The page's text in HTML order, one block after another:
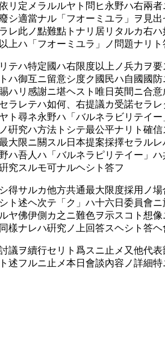
リ定メラルルヤト問ヒ永野ハ右兩
シ適當ナル「フオーミユラ」ヲ見
レ此ノ點難點トナリ居リタルカ右
上ハ「フオーミユラ」ノ問題ナリト
ハ特定國ハ右限度以上ノ兵力ヲ
ハ御互ニ留意シ度ク國民ハ自國國
リ感謝ニ堪ヘスト唯日英間ニ合
ラレテハ如何、右提議カ受諾セラ
ト尋ネ永野ハ「バルネラビリテイ
硏究ハ方法トシテ最公平ナリト確
大限ニ關スル日本提案採擇セラル
ハ吾人ハ「バルネラピリテイー」
究スルモ可ナルヘシト答フ
得サルカ他方共通最大限度採用ノ
ト述ヘ次テ「ク」ハ十六日委員
ヤ佛伊側カ之ニ難色ヲ示スコト想
ナレハ硏究ノ上回答スヘシト答
議ヲ續行セリト爲スニ止メ又他代
フルニ止メ本日會談內容ノ詳細